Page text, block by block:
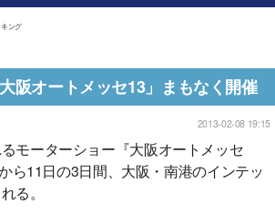
ング
阪オートメッセ13」まもなく開催
2013-02-08 19:15
モーターショー『大阪オートメッセ
ら11日の3日間、大阪・南港のインテッ
る。